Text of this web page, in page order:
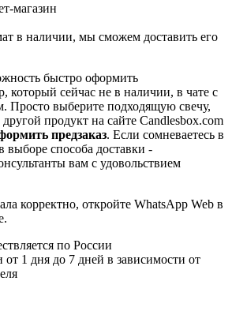
магазин
в наличии, мы сможем доставить его
быстро оформить
который сейчас не в наличии, в чате с
Просто выберите подходящую свечу,
продукт на сайте Candlesbox.com
предзаказ. Если сомневаетесь в
выборе способа доставки -
вам с удовольствием
корректно, откройте WhatsApp Web в
по России
от 1 дня до 7 дней в зависимости от